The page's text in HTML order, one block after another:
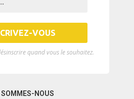
quand vous le souhaitez.
SOMMES-NOUS